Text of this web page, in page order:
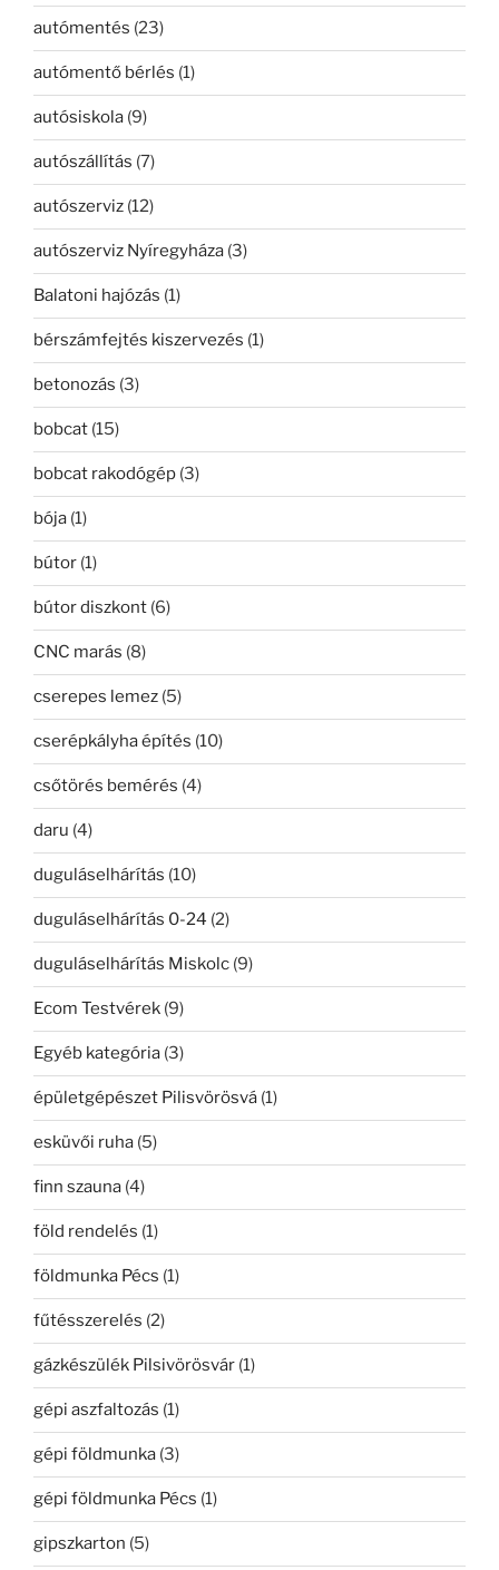
autómentés (23)
autómentő bérlés (1)
autósiskola (9)
autószállítás (7)
autószerviz (12)
autószerviz Nyíregyháza (3)
Balatoni hajózás (1)
bérszámfejtés kiszervezés (1)
betonozás (3)
bobcat (15)
bobcat rakodógép (3)
bója (1)
bútor (1)
bútor diszkont (6)
CNC marás (8)
cserepes lemez (5)
cserépkályha építés (10)
csőtörés bemérés (4)
daru (4)
duguláselhárítás (10)
duguláselhárítás 0-24 (2)
duguláselhárítás Miskolc (9)
Ecom Testvérek (9)
Egyéb kategória (3)
épületgépészet Pilisvörösvá (1)
esküvői ruha (5)
finn szauna (4)
föld rendelés (1)
földmunka Pécs (1)
fűtésszerelés (2)
gázkészülék Pilsivörösvár (1)
gépi aszfaltozás (1)
gépi földmunka (3)
gépi földmunka Pécs (1)
gipszkarton (5)